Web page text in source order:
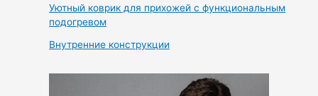
Уютный коврик для прихожей с функциональным
подогревом
Внутренние конструкции